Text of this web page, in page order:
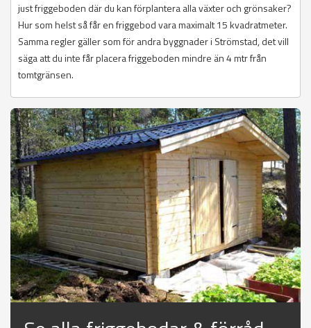
just friggeboden där du kan förplantera alla växter och grönsaker?
Hur som helst så får en friggebod vara maximalt 15 kvadratmeter.
Samma regler gäller som för andra byggnader i Strömstad, det vill
säga att du inte får placera friggeboden mindre än 4 mtr från
tomtgränsen.